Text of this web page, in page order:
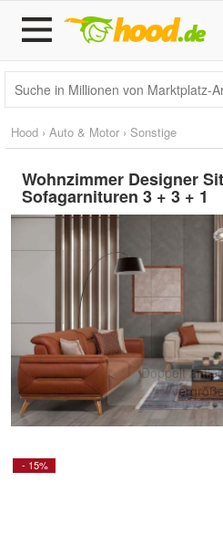
Hood › Auto & Motor › Sonstige
Wohnzimmer Designer
Sofagarnituren 3 + 3 + 1
Doppelt
- 15%